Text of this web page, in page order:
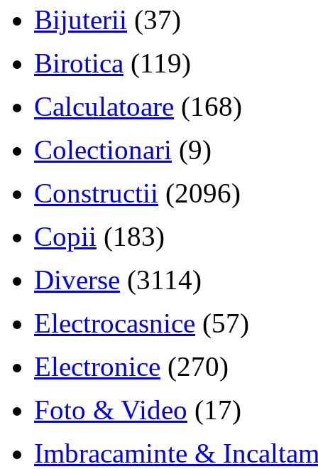
Bijuterii (37)
Birotica (119)
Calculatoare (168)
Colectionari (9)
Constructii (2096)
Copii (183)
Diverse (3114)
Electrocasnice (57)
Electronice (270)
Foto & Video (17)
Imbracaminte &